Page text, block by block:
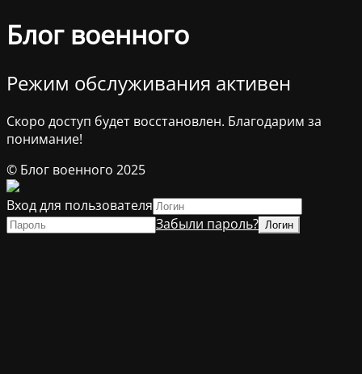
Блог военного
Режим обслуживания активен
Скоро доступ будет восстановлен. Благодарим за
понимание!
© Блог военного 2025
Вход для пользователя
Забыли пароль?